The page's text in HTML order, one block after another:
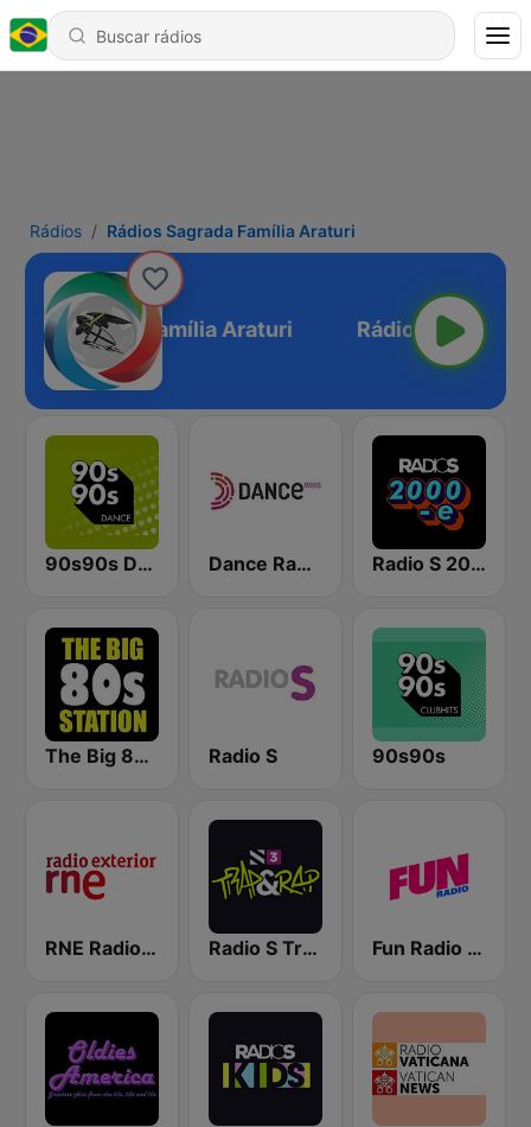
Rádios Rádios Sagrada Família Araturi
Sagrada Família Araturi
90s90s Dance Dance Radio Radio S 2000
The Big 80s Station Radio S 90s90s
RNE Radio Exterior Radio S Trap & Rap Fun Radio FRANCE